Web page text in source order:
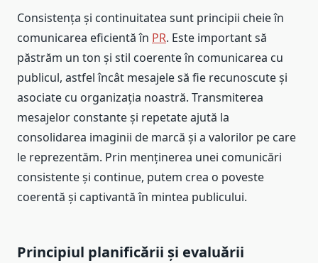
Consistența și continuitatea sunt principii cheie în
comunicarea eficientă în PR. Este important să
păstrăm un ton și stil coerente în comunicarea cu
publicul, astfel încât mesajele să fie recunoscute și
asociate cu organizația noastră. Transmiterea
mesajelor constante și repetate ajută la
consolidarea imaginii de marcă și a valorilor pe care
le reprezentăm. Prin menținerea unei comunicări
consistente și continue, putem crea o poveste
coerentă și captivantă în mintea publicului.
Principiul planificării și evaluării